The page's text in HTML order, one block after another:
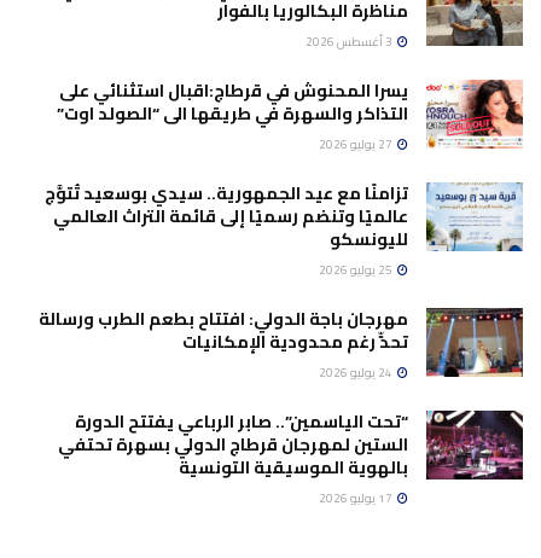
مناظرة البكالوريا بالفوار
يسرا المحنوش في قرطاج:اقبال استثنائي على
التذاكر والسهرة في طريقها الى “الصولد اوت”
تزامنًا مع عيد الجمهورية.. سيدي بوسعيد تُتوَّج
عالميًا وتنضم رسميًا إلى قائمة التراث العالمي
لليونسكو
مهرجان باجة الدولي: افتتاح بطعم الطرب ورسالة
تحدٍّ رغم محدودية الإمكانيات
“تحت الياسمين”.. صابر الرباعي يفتتح الدورة
الستين لمهرجان قرطاج الدولي بسهرة تحتفي
بالهوية الموسيقية التونسية